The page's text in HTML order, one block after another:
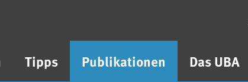
Tipps Publikationen Das UBA